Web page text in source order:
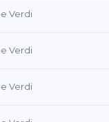
Verdi
Verdi
Verdi